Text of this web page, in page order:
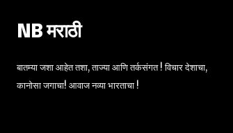
NB मराठी
बातम्या जशा आहेत तशा, ताज्या आणि तर्कसंगत ! विचार देशाचा,
कानोसा जगाचा! आवाज नव्या भारताचा !